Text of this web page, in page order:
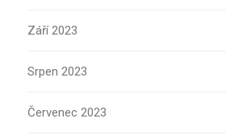
Září 2023
Srpen 2023
Červenec 2023